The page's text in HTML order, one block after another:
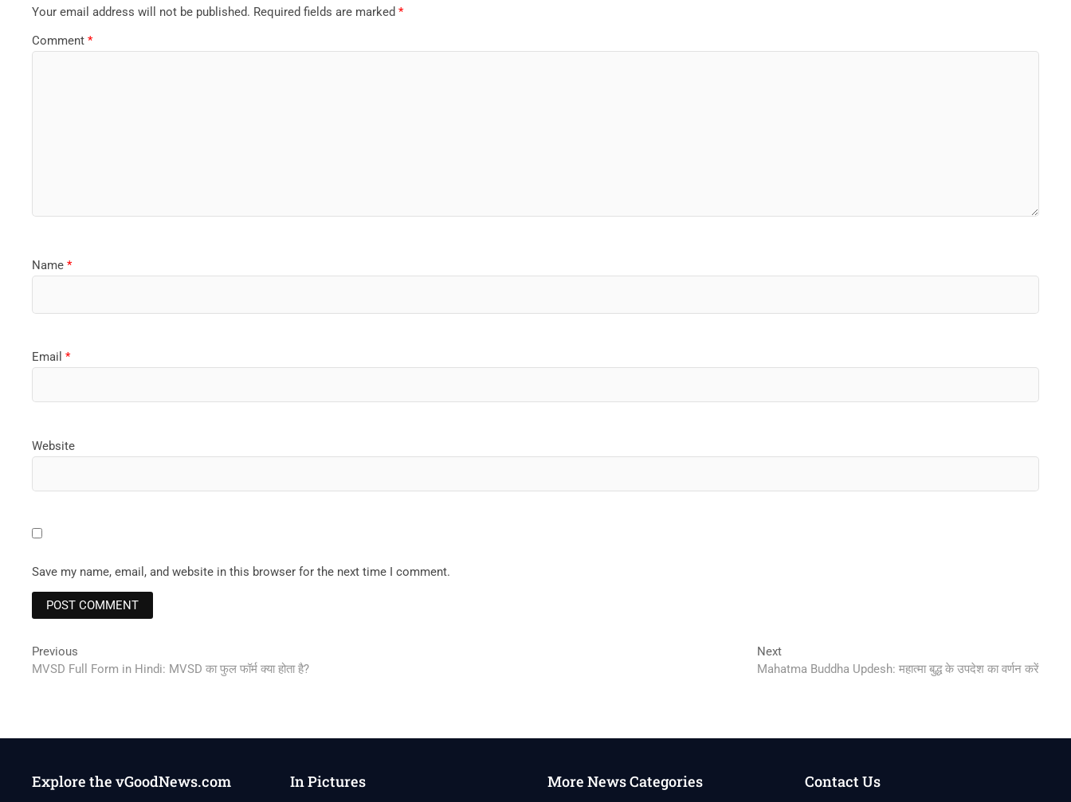
Your email address will not be published. Required fields are marked*
Comment*
Name*
Email*
Website
Save my name, email, and website in this browser for the next time I comment.
Post
navigation
Previous
post:
MVSD Full Form in Hindi: MVSD का फुल फॉर्म क्या होता है?
NextNext
post:
Mahatma Buddha Updesh: महात्मा बुद्ध के उपदेश का वर्णन करें
Explore the vGoodNews.com In Pictures More News Categories Contact Us